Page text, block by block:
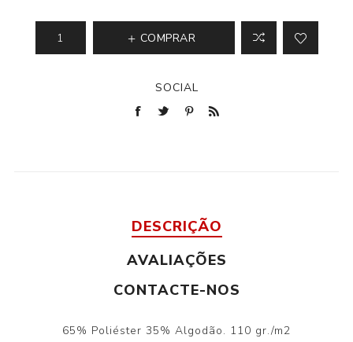
COMPRAR
SOCIAL
DESCRIÇÃO
AVALIAÇÕES
CONTACTE-NOS
65% Poliéster 35% Algodão. 110 gr./m2